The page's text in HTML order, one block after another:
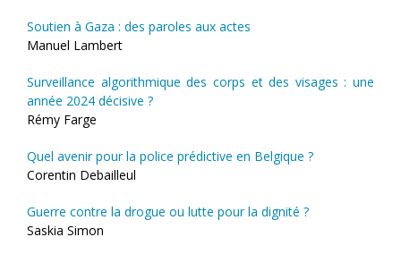
Soutien à Gaza : des paroles aux actes
Manuel Lambert
Surveillance algorithmique des corps et des visages : une
année 2024 décisive ?
Rémy Farge
Quel avenir pour la police prédictive en Belgique ?
Corentin Debailleul
Guerre contre la drogue ou lutte pour la dignité ?
Saskia Simon